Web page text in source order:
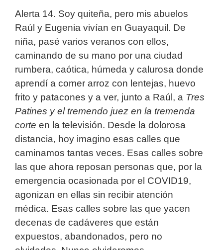
Alerta 14. Soy quiteña, pero mis abuelos
Raúl y Eugenia vivían en Guayaquil. De
niña, pasé varios veranos con ellos,
caminando de su mano por una ciudad
rumbera, caótica, húmeda y calurosa donde
aprendí a comer arroz con lentejas, huevo
frito y patacones y a ver, junto a Raúl, a Tres
Patines y el tremendo juez en la tremenda
corte en la televisión. Desde la dolorosa
distancia, hoy imagino esas calles que
caminamos tantas veces. Esas calles sobre
las que ahora reposan personas que, por la
emergencia ocasionada por el COVID19,
agonizan en ellas sin recibir atención
médica. Esas calles sobre las que yacen
decenas de cadáveres que están
expuestos, abandonados, pero no